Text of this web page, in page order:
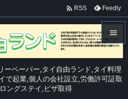
ーペーパー,タイ自由ランド,タイ料理
で起業,個人の会社設立,労働許可証取
ングステイ,ビザ取得

メニュ

 RSS Feedly